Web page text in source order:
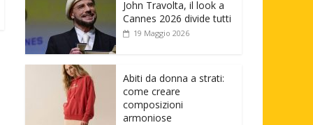
John Travolta, il look a
Cannes 2026 divide tutti
19 Maggio 2026
Abiti da donna a strati:
come creare
composizioni
armoniose